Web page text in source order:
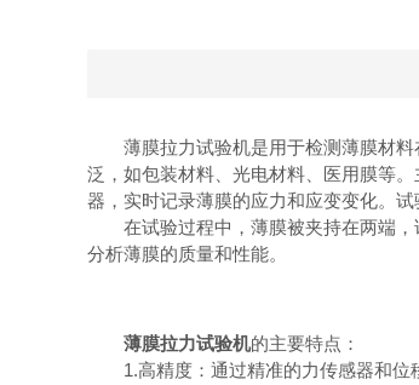
薄膜拉力试验机是用于检测薄膜材料
泛，如包装材料、光电材料、医用膜等
器，实时记录薄膜的应力和应变变化。
在试验过程中，薄膜被夹持在两端，
分析薄膜的质量和性能。
薄膜拉力试验机的主要特点：
1.高精度：通过精准的力传感器和位移